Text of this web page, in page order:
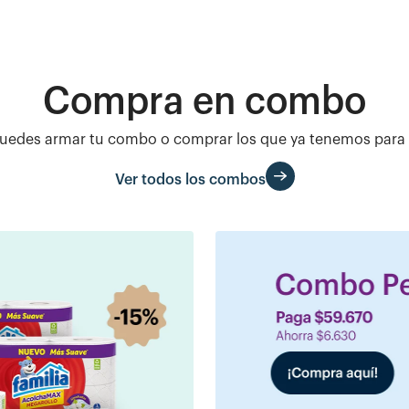
Compra en combo
armar tu combo o comprar los que ya tenemos para
Ver todos los combos